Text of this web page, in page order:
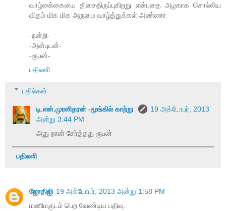
வாழ்கை்கையை திசைதிருப்புகிறது என்பதை அழகாக சொல்லிய
விதம் மிக மிக அருமை வாழ்த்துக்கள் அண்ணா
-நன்றி-
-அன்புடன்-
-ரூபன்-
பதிலளி
பதில்கள்
டி.என்.முரளிதரன் -மூங்கில் காற்று
19 அக்டோபர், 2013
அன்று 3:44 PM
அது நான் சேர்த்தது ரூபன்
பதிலளி
ஜோதிஜி 19 அக்டோபர், 2013 அன்று 1:58 PM
மணிமகுடம் பெற வேண்டிய பதிவு.